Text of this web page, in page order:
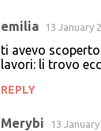
emilia 13 January
ti avevo
lavori: li trovo
REPLY
Merybi 13